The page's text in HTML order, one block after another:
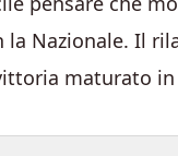
la Nazionale. Il
maturato